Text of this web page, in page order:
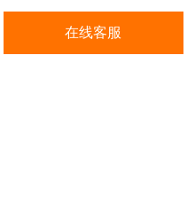
在线客服